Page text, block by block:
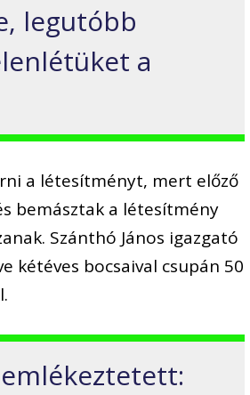
legutóbb
a
a létesítményt, mert előző
bemásztak a létesítmény
Szánthó János igazgató
kétéves bocsaival csupán 50